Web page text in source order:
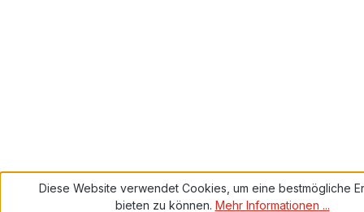
Diese Website verwendet Cookies, um eine bestmögliche
bieten zu können. Mehr Informationen ...